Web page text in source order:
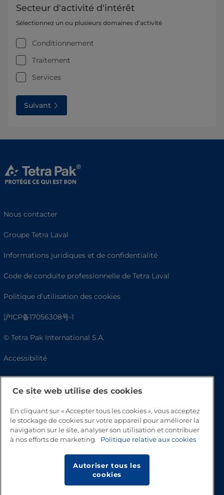
Secteur d'activité d'intérêt
Sélectionnez un ou plusieurs domaines d’activité
Conditionnement
Traitement
Services
Suivant
Nous contacter
Groupe Tetra Laval
Informations juridiques et de confidentialité
Code de conduite professionnelle de Tetra Laval
Politique d’utilisation des cookies
沪ICP备17056308号-1
© Tetra Pak International S.A.
Accessibilité
FAQ
Ce site web utilise des cookies
En cliquant sur « Accepter tous les cookies », vous acceptez
le stockage de cookies sur votre appareil pour améliorer la
navigation sur le site, analyser son utilisation et contribuer
à nos efforts de marketing.
Politique relative aux cookies
Autoriser tous les
cookies